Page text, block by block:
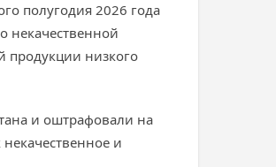
полугодия 2026 года
некачественной
продукции низкого
и оштрафовали на
и